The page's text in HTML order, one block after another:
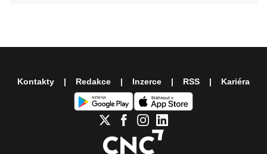
Kontakty Redakce Inzerce RSS Kariéra